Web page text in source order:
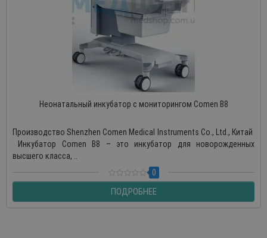
Неонатальный инкубатор с мониторингом Comen В8
Производство Shenzhen Comen Medical Instruments Co., Ltd., Китай
Инкубатор Comen B8 – это инкубатор для новорожденных
высшего класса, ..
0
ПОДРОБНЕЕ